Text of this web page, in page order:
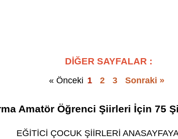
DİĞER SAYFALAR :
« Önceki 1 2 3 Sonraki »
Amatör Öğrenci Şiirleri İçin 75
EĞİTİCİ ÇOCUK ŞİİRLERİ